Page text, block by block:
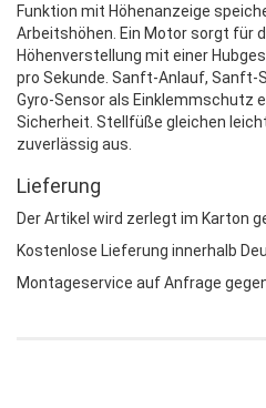
Funktion mit Höhenanzeige
Arbeitshöhen. Ein Motor sorgt für
Höhenverstellung mit einer
pro Sekunde. Sanft-Anlauf, Sanft-
Gyro-Sensor als Einklemmschutz
Sicherheit. Stellfüße gleichen
zuverlässig aus.
Lieferung
Der Artikel wird zerlegt im Karton
Kostenlose Lieferung innerhalb
Montageservice auf Anfrage